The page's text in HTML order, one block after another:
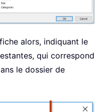
alors, indiquant le
qui correspond
le dossier de